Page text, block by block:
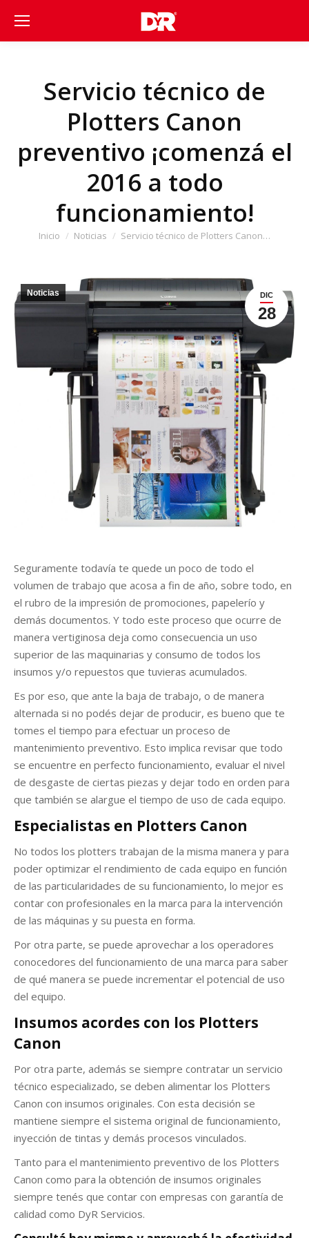
Servicio técnico de
Plotters Canon
preventivo ¡comenzá el
2016 a todo
funcionamiento!
Estás aquí:
Inicio Noticias Servicio técnico de Plotters Canon…
DIC
28
Noticias
Seguramente todavía te quede un poco de todo el
volumen de trabajo que acosa a fin de año, sobre todo, en
el rubro de la impresión de promociones, papelerío y
demás documentos. Y todo este proceso que ocurre de
manera vertiginosa deja como consecuencia un uso
superior de las maquinarias y consumo de todos los
insumos y/o repuestos que tuvieras acumulados.
Es por eso, que ante la baja de trabajo, o de manera
alternada si no podés dejar de producir, es bueno que te
tomes el tiempo para efectuar un proceso de
mantenimiento preventivo. Esto implica revisar que todo
se encuentre en perfecto funcionamiento, evaluar el nivel
de desgaste de ciertas piezas y dejar todo en orden para
que también se alargue el tiempo de uso de cada equipo.
Especialistas en Plotters Canon
No todos los plotters trabajan de la misma manera y para
poder optimizar el rendimiento de cada equipo en función
de las particularidades de su funcionamiento, lo mejor es
contar con profesionales en la marca para la intervención
de las máquinas y su puesta en forma.
Por otra parte, se puede aprovechar a los operadores
conocedores del funcionamiento de una marca para saber
de qué manera se puede incrementar el potencial de uso
del equipo.
Insumos acordes con los Plotters
Canon
Por otra parte, además se siempre contratar un servicio
técnico especializado, se deben alimentar los Plotters
Canon con insumos originales. Con esta decisión se
mantiene siempre el sistema original de funcionamiento,
inyección de tintas y demás procesos vinculados.
Tanto para el mantenimiento preventivo de los Plotters
Canon como para la obtención de insumos originales
siempre tenés que contar con empresas con garantía de
calidad como DyR Servicios.